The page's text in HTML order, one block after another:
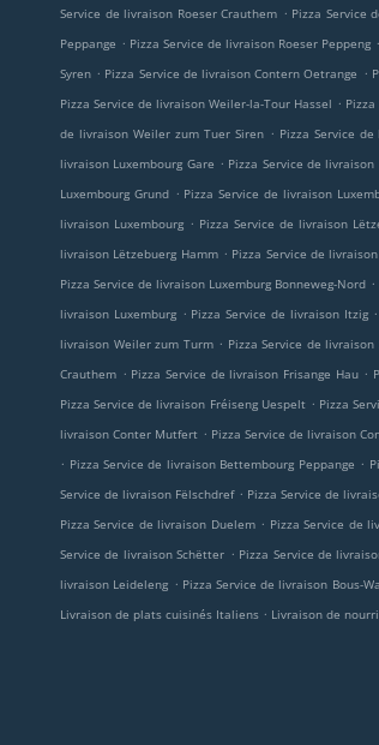
Service de livraison Roeser Crauthem . Pizza Service
Peppange . Pizza Service de livraison Roeser Peppeng .
Syren . Pizza Service de livraison Contern Oetrange .
Pizza Service de livraison Weiler-la-Tour Hassel .
de livraison Weiler zum Tuer Siren . Pizza Service
livraison Luxembourg Gare . Pizza Service de
Luxembourg Grund . Pizza Service de livraison
livraison Luxembourg . Pizza Service de livraison
livraison Lëtzebuerg Hamm . Pizza Service de
Pizza Service de livraison Luxemburg Bonneweg-Nord .
livraison Luxemburg . Pizza Service de livraison Itzig .
livraison Weiler zum Turm . Pizza Service de livraison
Crauthem . Pizza Service de livraison Frisange Hau .
Pizza Service de livraison Fréiseng Uespelt . Pizza
livraison Conter Mutfert . Pizza Service de livraison
. Pizza Service de livraison Bettembourg Peppange .
Service de livraison Fëlschdref . Pizza Service de
Pizza Service de livraison Duelem . Pizza Service de
Service de livraison Schëtter . Pizza Service de
livraison Leideleng . Pizza Service de livraison Bous-
Livraison de plats cuisinés Italiens . Livraison de